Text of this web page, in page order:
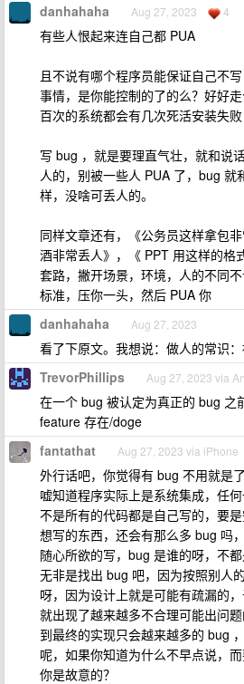
danhahaha Aug 27, 2023 4
有些人恨起来连自己都 PUA
且不说有哪个程序员能保证自己不
事情，是你能控制的了的么？好好
百次的系统都会有几次死活安装失
写 bug ，就是要理直气壮，就和说
人的，别被一些人 PUA 了，bug 就
样，没啥可丢人的。
同样文章还有，《公务员这样拿包
酒非常丢人》，《 PPT 用这样的格
套路，撇开场景，环境，人的不同
标准，压你一头，然后 PUA 你
danhahaha Aug 27, 2023
看了下原文。我想说：做人的常识
TrevorPhillips Aug 27, 2023 via
在一个 bug 被认定为真正的 bug 之
feature 存在/doge
fantathat Aug 27, 2023 via iPhone
外行话吧，你觉得有 bug 不用就是了
嘘知道程序实际上是系统集成，任
不是所有的代码都是自己写的，要
想写的东西，还会有那么多 bug 吗
随心所欲的写，bug 是谁的呀，不
无非是找出 bug 吧，因为按照别人
呀，因为设计上就是可能有疏漏的
就出现了越来越多不合理可能出问
到最终的实现只会越来越多的 bug
呢，如果你知道为什么不早点说，
你是故意的？